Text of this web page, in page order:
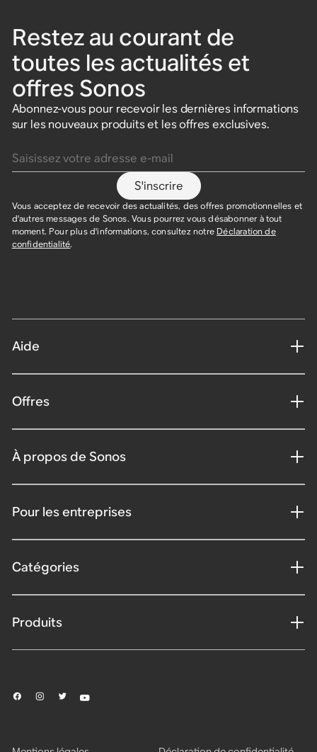
Restez au courant de
toutes les actualités et
offres Sonos
Abonnez-vous pour recevoir les dernières informations
sur les nouveaux produits et les offres exclusives.
S'inscrire
Vous acceptez de recevoir des actualités, des offres promotionnelles et
d'autres messages de Sonos. Vous pourrez vous désabonner à tout
moment. Pour plus d'informations, consultez notre Déclaration de
confidentialité.
Aide
Offres
À propos de Sonos
Pour les entreprises
Catégories
Produits